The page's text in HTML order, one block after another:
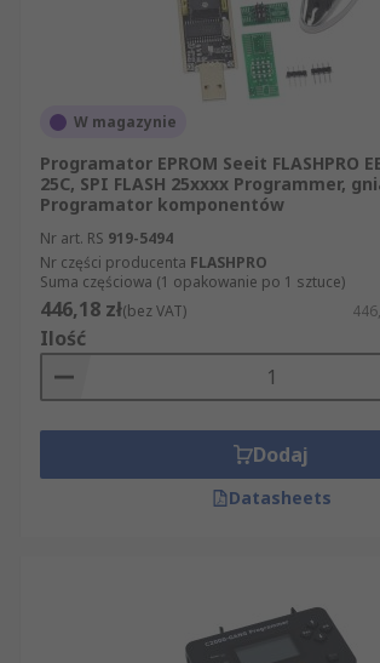
W magazynie
Programator EPROM Seeit FLASHPRO
25C, SPI FLASH 25xxxx Programmer,
Programator komponentów
Nr art. RS 919-5494
Nr części producenta FLASHPRO
Suma częściowa (1 opakowanie po 1 sztuce)
446,18 zł(bez VAT)
Ilość
Dodaj
Datasheets